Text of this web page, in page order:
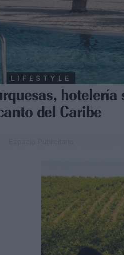
LIFESTYLE
hotelería
del Caribe